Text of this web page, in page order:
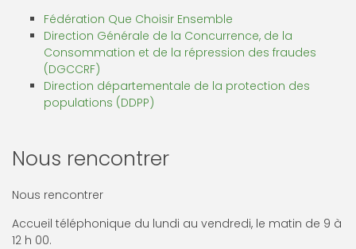
Fédération Que Choisir Ensemble
Direction Générale de la Concurrence, de la
Consommation et de la répression des fraudes
(DGCCRF)
Direction départementale de la protection des
populations (DDPP)
Nous rencontrer
Nous rencontrer
Accueil téléphonique du lundi au vendredi, le matin de 9 à
12 h 00.